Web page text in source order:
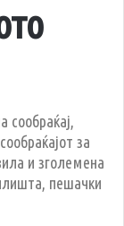
сообраќај,
за
и зголемена
пешачки